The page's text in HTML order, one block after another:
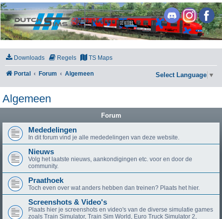
DutchSims
Downloads Regels TS Maps
Portal Forum Algemeen Select Language ▼
Algemeen
Forum
Mededelingen
In dit forum vind je alle mededelingen van deze website.
Nieuws
Volg het laatste nieuws, aankondigingen etc. voor en door de
community.
Praathoek
Toch even over wat anders hebben dan treinen? Plaats het hier.
Screenshots & Video's
Plaats hier je screenshots en video's van de diverse simulatie games
zoals Train Simulator, Train Sim World, Euro Truck Simulator 2,